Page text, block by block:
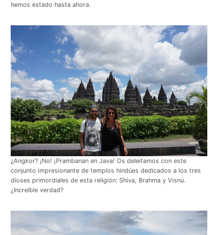
hemos estado hasta ahora.
¿Angkor? ¡No! ¡Prambanan en Java! Os deleitamos con este
conjunto impresionante de templos hindúes dedicados a los tres
dioses primordiales de esta religión: Shiva, Brahma y Visnú.
¿Increíble verdad?